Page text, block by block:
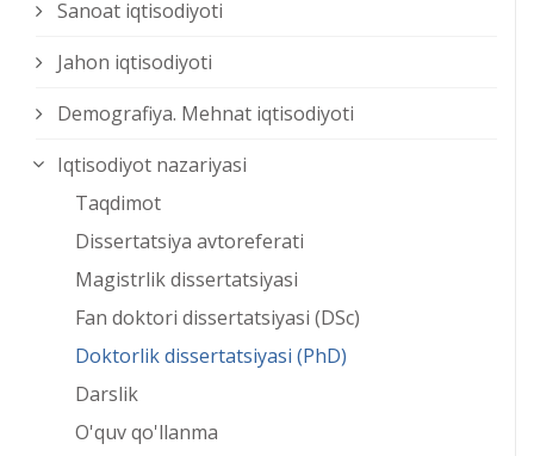
Sanoat iqtisodiyoti
Jahon iqtisodiyoti
Demografiya. Mehnat iqtisodiyoti
Iqtisodiyot nazariyasi
Taqdimot
Dissertatsiya avtoreferati
Magistrlik dissertatsiyasi
Fan doktori dissertatsiyasi (DSc)
Doktorlik dissertatsiyasi (PhD)
Darslik
O'quv qo'llanma